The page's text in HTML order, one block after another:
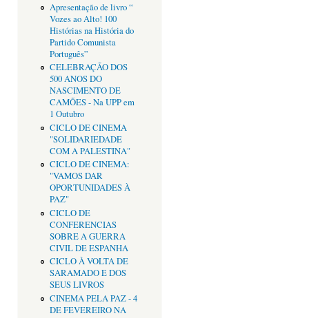
Apresentação de livro “
Vozes ao Alto! 100
Histórias na História do
Partido Comunista
Português”
CELEBRAÇÃO DOS
500 ANOS DO
NASCIMENTO DE
CAMÕES - Na UPP em
1 Outubro
CICLO DE CINEMA
"SOLIDARIEDADE
COM A PALESTINA"
CICLO DE CINEMA:
"VAMOS DAR
OPORTUNIDADES À
PAZ"
CICLO DE
CONFERENCIAS
SOBRE A GUERRA
CIVIL DE ESPANHA
CICLO À VOLTA DE
SARAMADO E DOS
SEUS LIVROS
CINEMA PELA PAZ - 4
DE FEVEREIRO NA